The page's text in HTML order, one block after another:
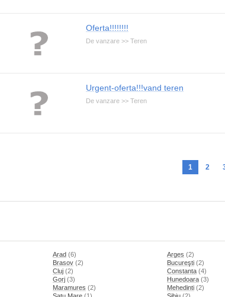
Oferta!!!!!!!!
De vanzare >> Teren
Urgent-oferta!!!vand teren
De vanzare >> Teren
1 2
Arad (6) Arges (2)
Brasov (2) Bucureşti (2)
Cluj (2) Constanta (4)
Gorj (3) Hunedoara (3)
Maramures (2) Mehedinti (2)